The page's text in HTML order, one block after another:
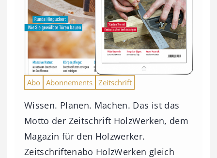
Abo Abonnements Zeitschrift
Wissen. Planen. Machen. Das ist das
Motto der Zeitschrift HolzWerken, dem
Magazin für den Holzwerker.
Zeitschriftenabo HolzWerken gleich